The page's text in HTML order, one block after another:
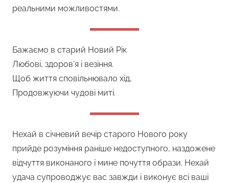
реальними можливостями.
Бажаємо в старий Новий Рік
Любові, здоров’я і везіння.
Щоб життя сповільнювало хід,
Продовжуючи чудові миті.
Нехай в січневий вечір старого Нового року
прийде розуміння раніше недоступного, наздожене
відчуття виконаного і мине почуття образи. Нехай
удача супроводжує вас завжди і виконує всі ваші